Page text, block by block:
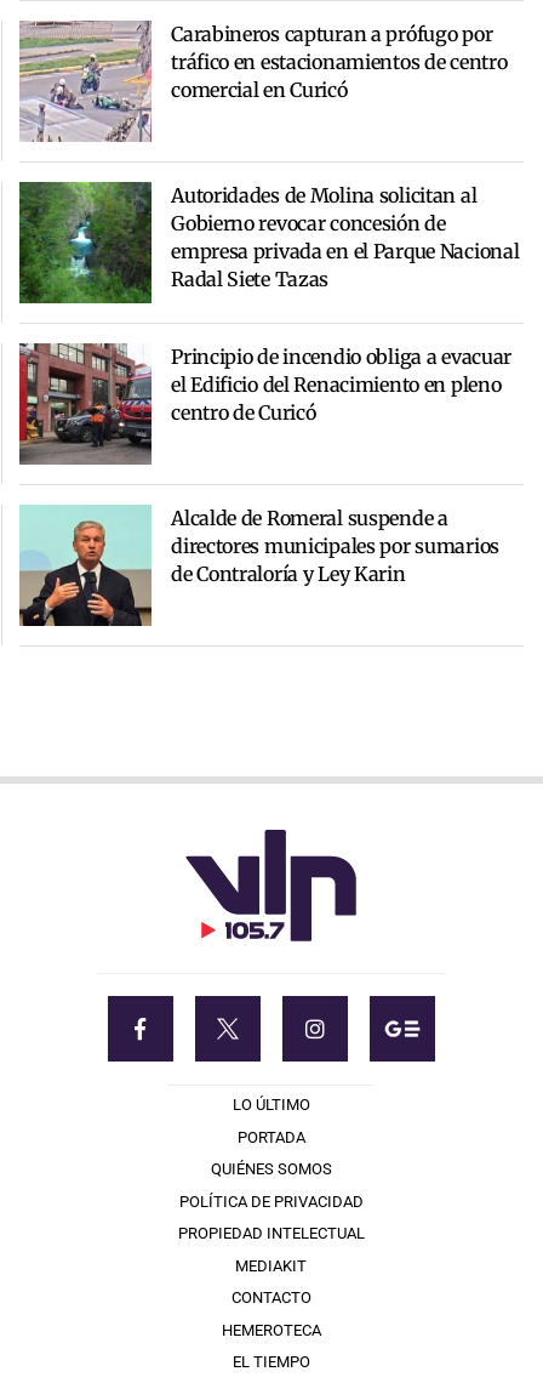
Carabineros capturan a prófugo por
tráfico en estacionamientos de centro
comercial en Curicó
Autoridades de Molina solicitan al
Gobierno revocar concesión de
empresa privada en el Parque Nacional
Radal Siete Tazas
Principio de incendio obliga a evacuar
el Edificio del Renacimiento en pleno
centro de Curicó
Alcalde de Romeral suspende a
directores municipales por sumarios
de Contraloría y Ley Karin
LO ÚLTIMO
PORTADA
QUIÉNES SOMOS
POLÍTICA DE PRIVACIDAD
PROPIEDAD INTELECTUAL
MEDIAKIT
CONTACTO
HEMEROTECA
EL TIEMPO